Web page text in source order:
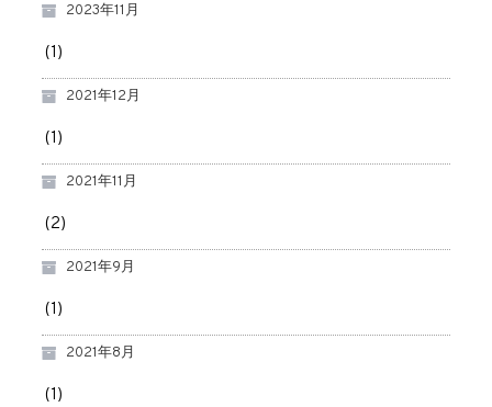
2023年11月
(1)
2021年12月
(1)
2021年11月
(2)
2021年9月
(1)
2021年8月
(1)